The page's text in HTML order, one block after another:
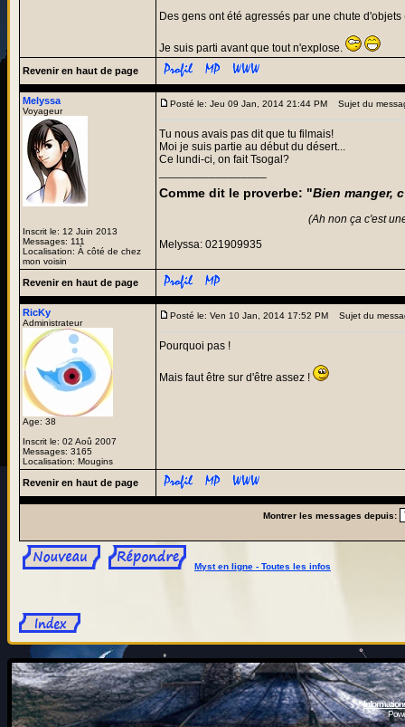
Des gens ont été agressés par une chute
Je suis parti avant que tout n'explose.
Revenir en haut de page
Melyssa
Voyageur
Inscrit le: 12 Juin 2013
Messages: 111
Localisation: À côté de chez
mon voisin
Posté le: Jeu 09 Jan, 2014 21:44 PM Sujet du
Tu nous avais pas dit que tu filmais!
Moi je suis partie au début du désert...
Ce lundi-ci, on fait Tsogal?
Comme dit le proverbe: "Bien manger,
(Ah non ça c'est
Melyssa: 021909935
Revenir en haut de page
RicKy
Administrateur
Age: 38
Inscrit le: 02 Aoû 2007
Messages: 3165
Localisation: Mougins
Posté le: Ven 10 Jan, 2014 17:52 PM Sujet du
Pourquoi pas !
Mais faut être sur d'être assez !
Revenir en haut de page
Montrer les messages depuis:
Myst en ligne - Toutes les infos